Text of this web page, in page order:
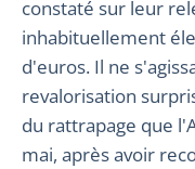
constaté sur leur
inhabituellement
d'euros. Il ne
revalorisation
du rattrapage que
mai, après avoir